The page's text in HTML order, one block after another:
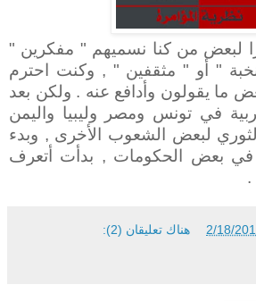
لبعض من كنا نسميهم " مفكرين "
" أو " مثقفين " , وكنت احترم
ما يقولون وأدافع عنه . ولكن بعد
في تونس ومصر وليبيا واليمن
لبعض الشعوب الأخرى , وبدء
في بعض الحكومات , بدأت أتعرف
.
2/18/ هناك تعليقان (2):